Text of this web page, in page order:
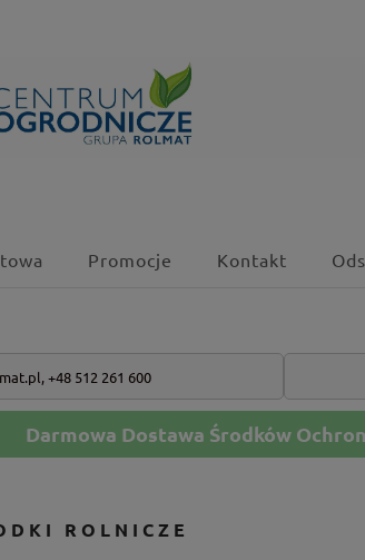
Promocje Kontakt
+48 512 261 600
Darmowa Dostawa Środków
ROLNICZE